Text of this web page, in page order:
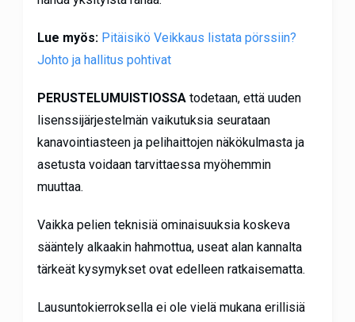
Lue myös: Pitäisikö Veikkaus listata pörssiin?
Johto ja hallitus pohtivat
PERUSTELUMUISTIOSSAtodetaan, että uuden
lisenssijärjestelmän vaikutuksia seurataan
kanavointiasteen ja pelihaittojen näkökulmasta ja
asetusta voidaan tarvittaessa myöhemmin
muuttaa.
Vaikka pelien teknisiä ominaisuuksia koskeva
sääntely alkaakin hahmottua, useat alan kannalta
tärkeät kysymykset ovat edelleen ratkaisematta.
Lausuntokierroksella ei ole vielä mukana erillisiä